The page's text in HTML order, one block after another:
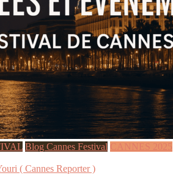
Blog Cannes Festival CANNES 2025
( Cannes Reporter )